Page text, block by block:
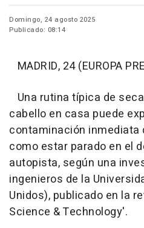
Domingo, 24 agosto 2025
Publicado: 08:14
MADRID, 24 (EUROPA
Una rutina típica de
cabello en casa puede
contaminación inmediata
como estar parado en el
autopista, según una
ingenieros de la
Unidos), publicado en la
Science & Technology'.